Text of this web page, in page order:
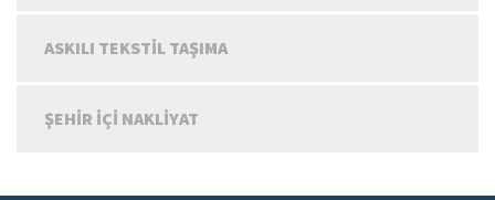
ASKILI TEKSTIL TAŞIMA
ŞEHIR IÇI NAKLIYAT